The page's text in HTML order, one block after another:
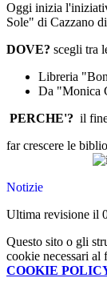
Oggi inizia
Sole" di Cazzano
DOVE? scegli tra
Libreria
Da "Monica
PERCHE'? il
far crescere le
Notizie
Ultima revisione il
Questo sito o gli
cookie necessari
COOKIE